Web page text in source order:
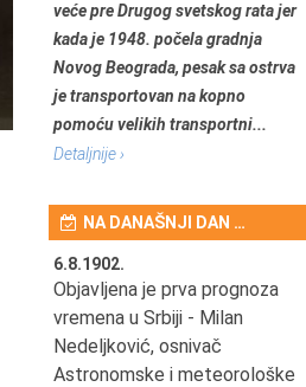
veće pre Drugog svetskog rata jer
kada je 1948. počela gradnja
Novog Beograda, pesak sa ostrva
je transportovan na kopno
pomoću velikih transportni...
Detaljnije ›
NA DANAŠNJI DAN …
6.8.1902.
Objavljena je prva prognoza
vremena u Srbiji - Milan
Nedeljković, osnivač
Astronomske i meteorološke